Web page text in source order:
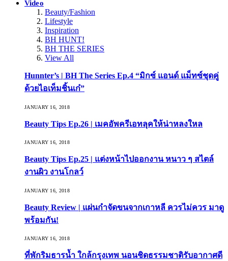
Video
Beauty/Fashion
Lifestyle
Inspiration
BH HUNT!
BH THE SERIES
View All
Hunnter’s | BH The Series Ep.4 “มิกซ์ แอนด์ แม็ทซ์ชุดคู่
ด้วยไอเท็มชิ้นเก๋”
JANUARY 16, 2018
Beauty Tips Ep.26 | เมคอัพครีเอทลุคให้น่าหลงใหล
JANUARY 16, 2018
Beauty Tips Ep.25 | แต่งหน้าไปออกงาน หนาว ๆ สไตล์
งานผิว งานโกลว์
JANUARY 16, 2018
Beauty Review | แผ่นกำจัดขนจากเกาหลี ควรไม่ควร มาดู
พร้อมกัน!
JANUARY 16, 2018
ที่พักริมธารน้ำ ใกล้กรุงเทพ นอนชิดธรรมชาติรับอากาศดี